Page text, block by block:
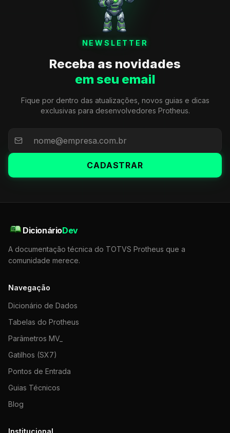
NEWSLETTER
Receba as novidades
em seu email
Fique por dentro das atualizações, novos guias e dicas
exclusivas para desenvolvedores Protheus.
CADASTRAR
DicionárioDev
A documentação técnica do TOTVS Protheus que a
comunidade merece.
Navegação
Dicionário de Dados
Tabelas do Protheus
Parâmetros MV_
Gatilhos (SX7)
Pontos de Entrada
Guias Técnicos
Blog
Institucional